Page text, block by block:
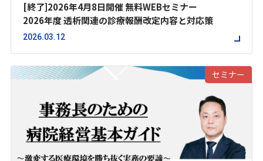
[終了]2026年4月8日開催 無料WEBセミナー
2026年度 透析関連の診療報酬改定内容と対応策
2026.03.12
セミナー